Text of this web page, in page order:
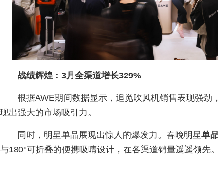
战绩辉煌：3月全渠道增长329%
根据AWE期间数据显示，追觅吹风机销售表现强劲
现出强大的市场吸引力。
同时，明星单品展现出惊人的爆发力。春晚明星单
与180°可折叠的便携吸睛设计，在各渠道销量遥遥领先